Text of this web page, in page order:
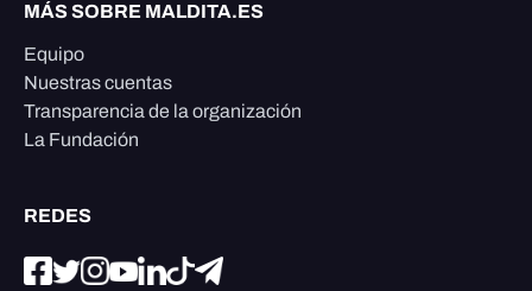
MÁS SOBRE MALDITA.ES
Equipo
Nuestras cuentas
Transparencia de la organización
La Fundación
REDES